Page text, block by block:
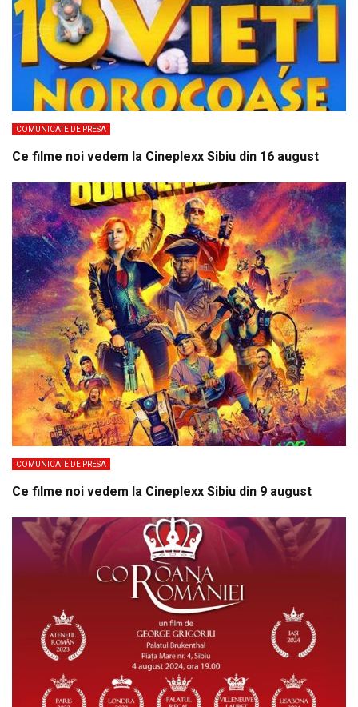
COMUNICATE DE PRESA
Ce filme noi vedem la Cineplexx Sibiu din 16 august
COMUNICATE DE PRESA
Ce filme noi vedem la Cineplexx Sibiu din 9 august